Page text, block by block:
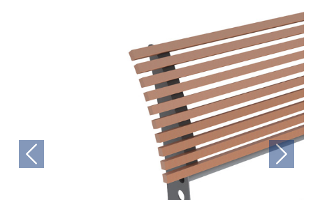
Previous Next